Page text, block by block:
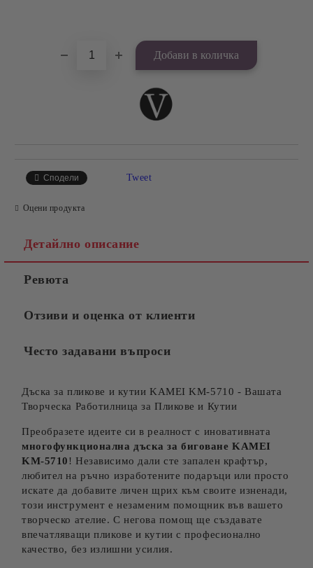
Сподели Tweet
Оцени продукта
Детайлно описание
Ревюта
Отзиви и оценка от клиенти
Често задавани въпроси
Дъска за пликове и кутии KAMEI KM-5710 - Вашата
Творческа Работилница за Пликове и Кутии
Преобразете идеите си в реалност с иновативната
многофункционална дъска за биговане KAMEI
KM-5710! Независимо дали сте запален крафтър,
любител на ръчно изработените подаръци или просто
искате да добавите личен щрих към своите изненади,
този инструмент е незаменим помощник във вашето
творческо ателие. С негова помощ ще създавате
впечатляващи пликове и кутии с професионално
качество, без излишни усилия.